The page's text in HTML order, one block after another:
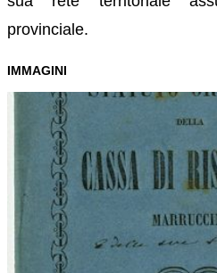
provinciale.
IMMAGINI